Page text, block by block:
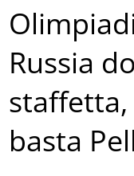
Russia
staffetta,
basta